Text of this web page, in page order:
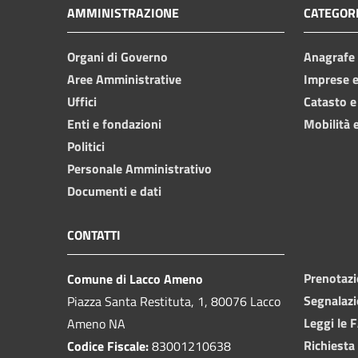
AMMINISTRAZIONE
Organi di Governo
Aree Amministrative
Uffici
Enti e fondazioni
Politici
Personale Amministrativo
Documenti e dati
Imprese
Catasto
Mobilità
CONTATTI
Comune di Lacco Ameno
Piazza Santa Restituta, 1, 80076 Lacco
Ameno NA
Codice Fiscale:83001210638
Leggi le